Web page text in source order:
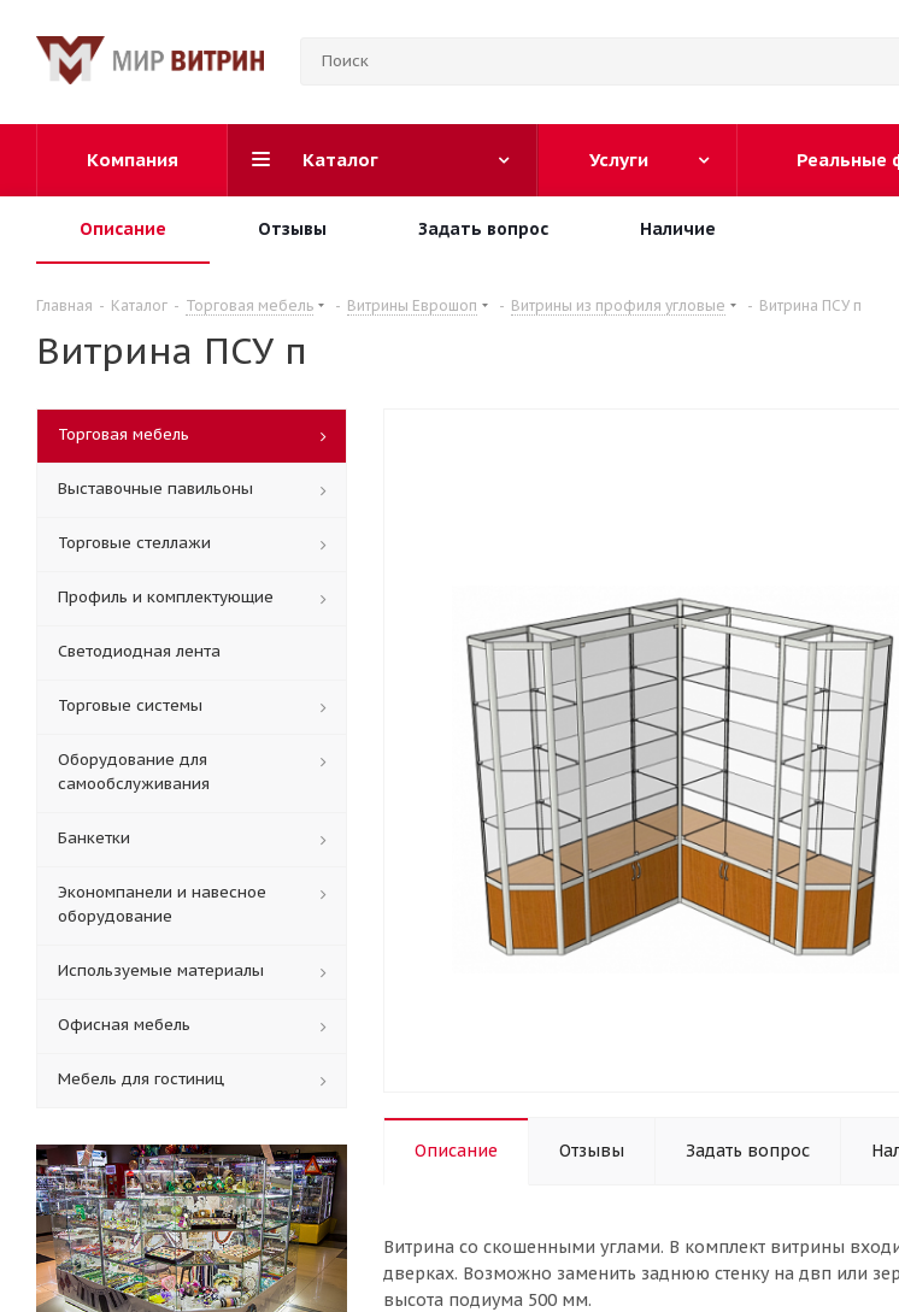
Компания Каталог Услуги Реальные
Описание Отзывы Задать вопрос Наличие
Главная - Каталог - Торговая мебель - Витрины Еврошоп - Витрины из профиля угловые - Витрина ПСУ п
Витрина ПСУ п
Описание Отзывы Задать вопрос
Витрина со скошенными углами. В комплект витрины
дверках. Возможно заменить заднюю стенку на двп или
высота подиума 500 мм.
Торговая мебель
Выставочные павильоны
Торговые стеллажи
Профиль и комплектующие
Светодиодная лента
Торговые системы
Оборудование для
самообслуживания
Банкетки
Экономпанели и навесное
оборудование
Используемые материалы
Офисная мебель
Мебель для гостиниц